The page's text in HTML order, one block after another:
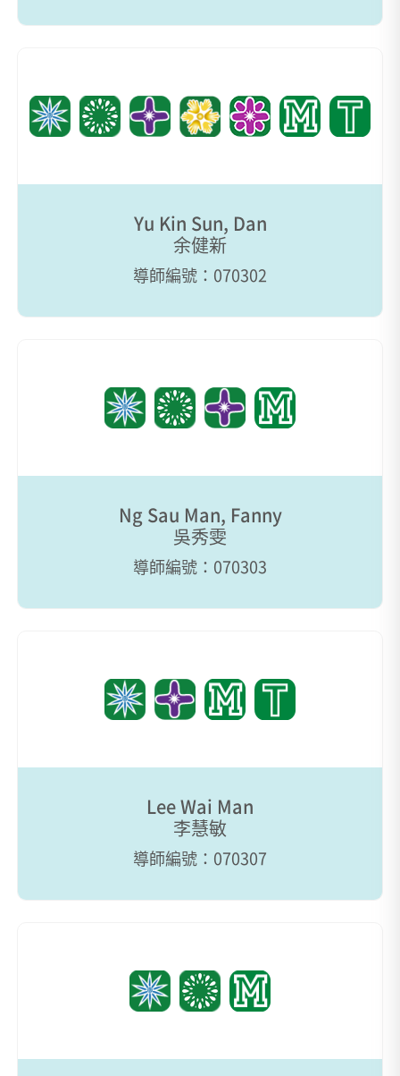
Yu Kin Sun, Dan
余健新
導師編號：070302
Ng Sau Man, Fanny
吳秀雯
導師編號：070303
Lee Wai Man
李慧敏
導師編號：070307